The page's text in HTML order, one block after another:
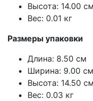
Высота: 14.00 см
Вес: 0.01 кг
Размеры упаковки
Длина: 8.50 см
Ширина: 9.00 см
Высота: 14.50 см
Вес: 0.03 кг